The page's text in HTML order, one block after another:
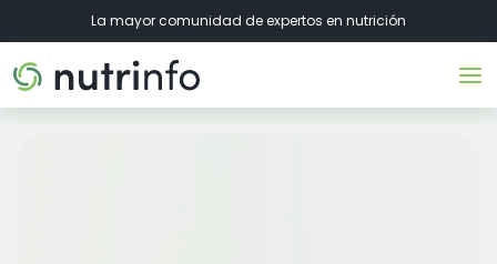
La mayor comunidad de expertos en nutrición